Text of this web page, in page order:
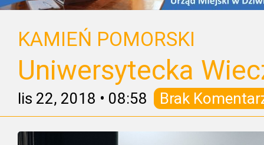
KAMIEŃ POMORSKI
Uniwersytecka
lis 22, 2018 • 08:58 Brak